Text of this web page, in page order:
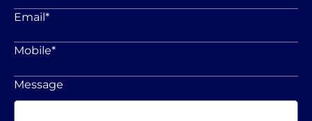
Email*
Mobile*
Message